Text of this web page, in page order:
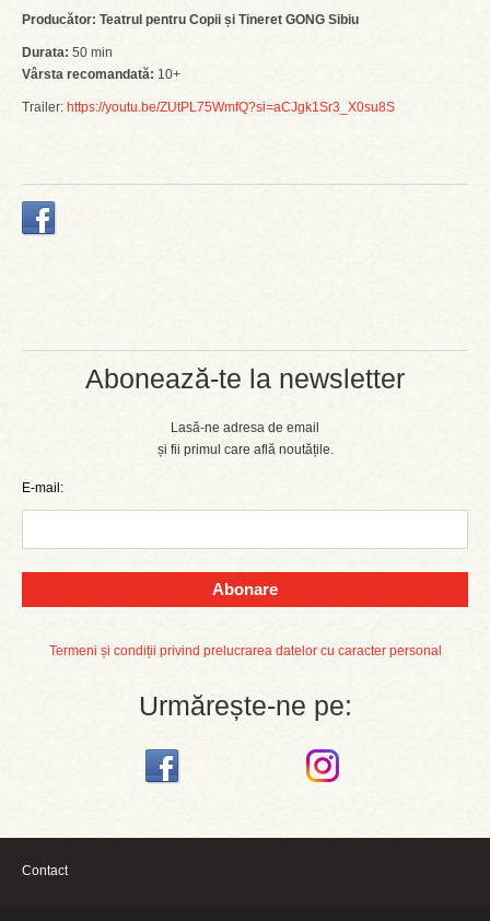
Abonează-te la newsletter
Lasă-ne adresa de email
și fii primul care află noutățile.
E-mail:
Abonare
Termeni și condiții privind prelucrarea datelor cu caracter personal
Urmărește-ne pe:
Producător: Teatrul pentru Copii și Tineret GONG Sibiu
Durata: 50 min
Vârsta recomandată: 10+
Trailer: https://youtu.be/ZUtPL75WmfQ?si=aCJgk1Sr3_X0su8S
Contact